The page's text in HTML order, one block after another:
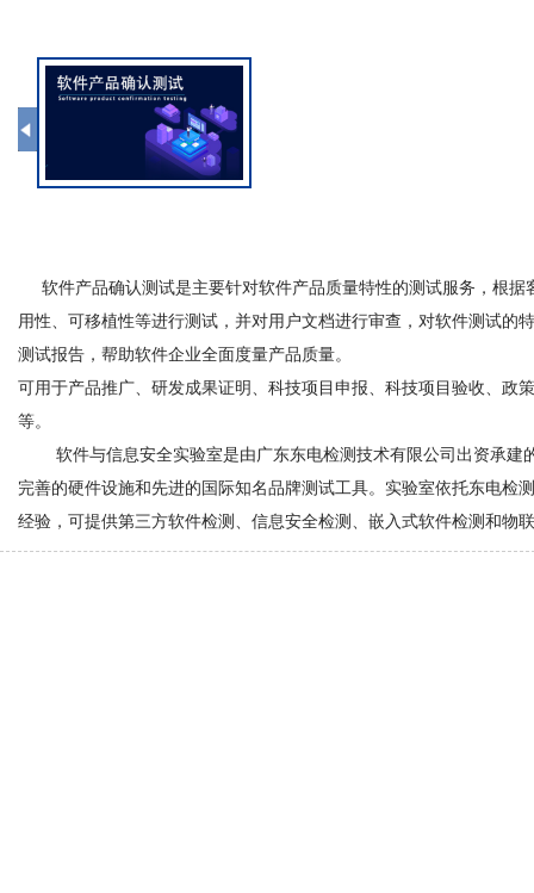
软件产品确认测试是主要针对软件产品质量特性的测试服务，根据
用性、可移植性等进行测试，并对用户文档进行审查，对软件测试的
测试报告，帮助软件企业全面度量产品质量。
可用于产品推广、研发成果证明、科技项目申报、科技项目验收、政
等。
软件与信息安全实验室是由广东东电检测技术有限公司出资承建
完善的硬件设施和先进的国际知名品牌测试工具。实验室依托东电检
经验，可提供第三方软件检测、信息安全检测、嵌入式软件检测和物